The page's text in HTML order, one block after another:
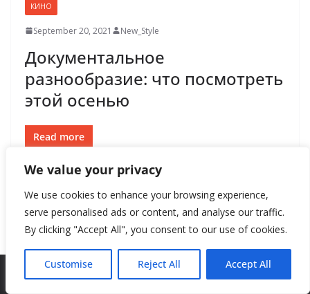
We value your privacy
We use cookies to enhance your browsing experience,
serve personalised ads or content, and analyse our traffic.
By clicking "Accept All", you consent to our use of cookies.
Customise Reject All Accept All
КИНО
September 20, 2021 New_Style
Документальное
разнообразие: что посмотреть
этой осенью
Read more
← Previous